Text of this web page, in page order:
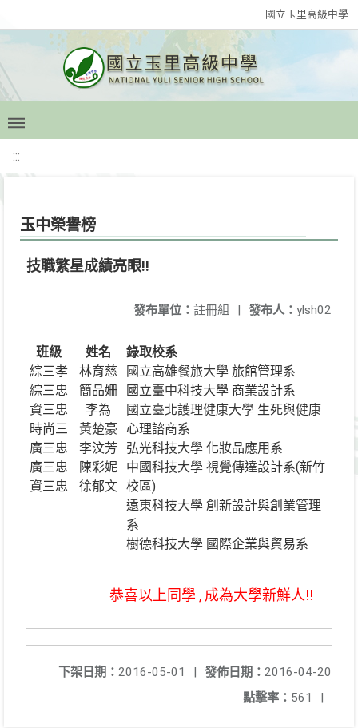
國立玉里高級中學
:::
玉中榮譽榜
技職繁星成績亮眼!!
發布人： ylsh02
發布單位： 註冊組 |
班級 姓名
錄取校系
綜三孝
綜三忠
資三忠
時尚三
廣三忠
廣三忠
資三忠
林育慈
簡品姍
李為
黃楚豪
李汶芳
陳彩妮
徐郁文
國立高雄餐旅大學 旅館管理系
國立臺中科技大學 商業設計系
國立臺北護理健康大學 生死與健康
心理諮商系
弘光科技大學 化妝品應用系
中國科技大學 視覺傳達設計系(新竹
校區)
遠東科技大學 創新設計與創業管理
系
樹德科技大學 國際企業與貿易系
恭喜以上同學 , 成為大學新鮮人!!
發佈日期： 2016-04-20
下架日期： 2016-05-01
|
點擊率： 561 |